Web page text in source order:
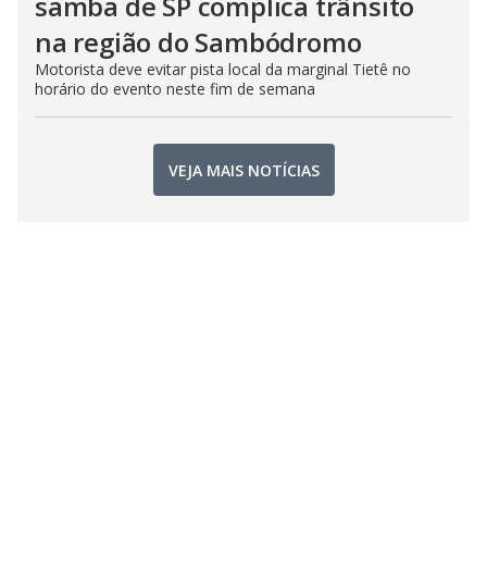
na região do Sambódromo
Motorista deve evitar pista local da marginal Tietê no
horário do evento neste fim de semana
VEJA MAIS NOTÍCIAS